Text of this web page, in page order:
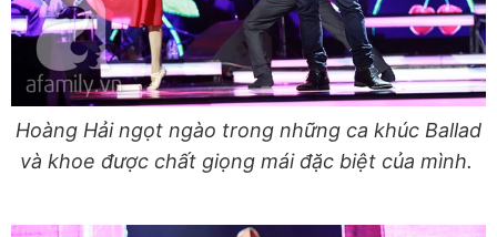
Hoàng Hải ngọt ngào trong những ca khúc Ballad
và khoe được chất giọng mái đặc biệt của mình.